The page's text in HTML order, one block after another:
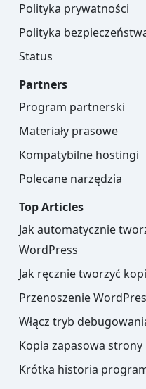
Polityka prywatności
Polityka
Status
Partners
Program partnerski
Materiały prasowe
Kompatybilne hostingi
Polecane narzędzia
Top Articles
Jak automatycznie
WordPress
Jak ręcznie tworzyć
Przenoszenie
Włącz tryb
Kopia zapasowa strony
Krótka historia